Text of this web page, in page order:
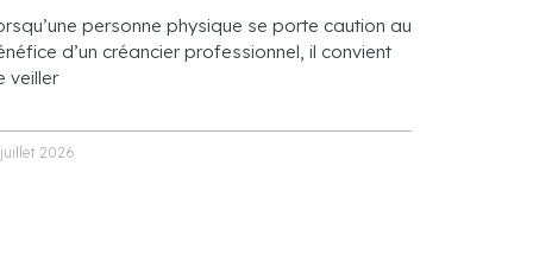
personne physique se porte caution au
d’un créancier professionnel, il convient
veiller
juillet 2026